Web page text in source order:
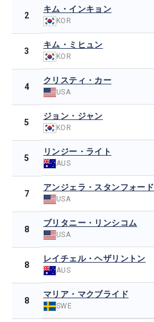
2
キム・インキョン
KOR
3
キム・ミヒュン
KOR
4
クリスティ・カー
USA
5
ジョン・ジャン
KOR
5
リンジー・ライト
AUS
7
アンジェラ・スタンフォード
USA
8
ブリタニー・リンシコム
USA
8
レイチェル・ヘザリントン
AUS
8
マリア・マクブライド
SWE